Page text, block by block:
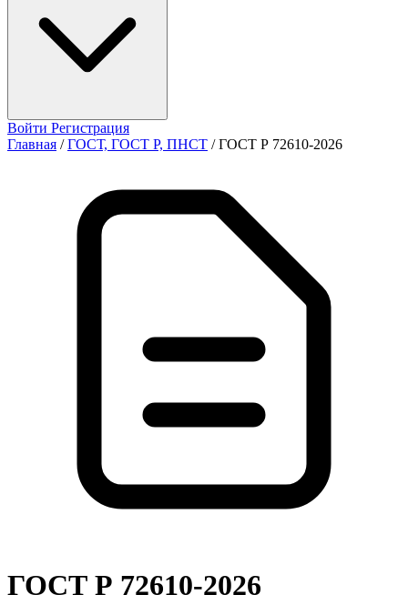
Войти Регистрация
Главная / ГОСТ, ГОСТ Р, ПНСТ / ГОСТ Р 72610-2026
ГОСТ Р 72610-2026